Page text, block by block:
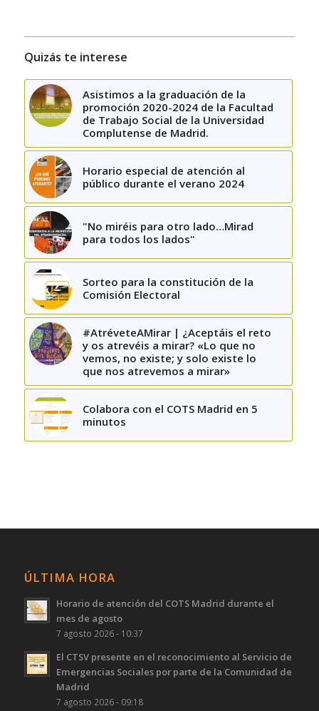
Quizás te interese
Asistimos a la graduación de la
promoción 2020-2024 de la Facultad
de Trabajo Social de la Universidad
Complutense de Madrid.
Horario especial de atención al
público durante el verano 2024
"No miréis para otro lado…Mirad
para todos los lados"
Sorteo para la constitución de la
Comisión Electoral
#AtréveteAMirar | ¿Aceptáis el reto
y os atrevéis a mirar? «Lo que no
vemos, no existe; y solo existe lo
que nos atrevemos a mirar»
Colabora con el COTS Madrid en 5
minutos
ÚLTIMA HORA
Horario de atención del COTS Madrid durante el
mes de agosto
7 agosto 2026 - 10:37
El CTSV presente en el reconocimiento al Servicio de
Emergencias Sociales por parte de la Comunidad de
Madrid
7 agosto 2026 - 09:18